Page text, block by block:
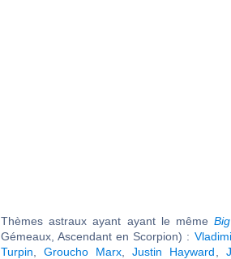
Thèmes astraux ayant ayant le même
Gémeaux, Ascendant en Scorpion) :
Turpin ,Groucho Marx ,Justin Hayward